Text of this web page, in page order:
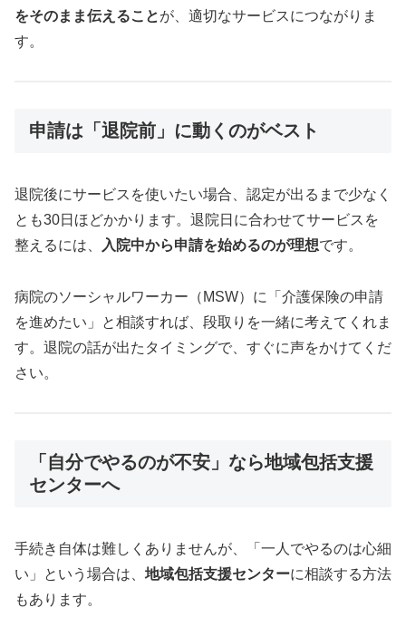
をそのまま伝えることが、適切なサービスにつながりま
す。
申請は「退院前」に動くのがベスト
退院後にサービスを使いたい場合、認定が出るまで少なく
とも30日ほどかかります。退院日に合わせてサービスを
整えるには、
入院中から申請を始めるのが理想です。
病院のソーシャルワーカー（MSW）に「介護保険の申請
を進めたい」と相談すれば、段取りを一緒に考えてくれま
す。退院の話が出たタイミングで、すぐに声をかけてくだ
さい。
「自分でやるのが不安」なら地域包括支援
センターへ
手続き自体は難しくありませんが、「一人でやるのは心細
い」という場合は、 地域包括支援センターに相談する方法
もあります。